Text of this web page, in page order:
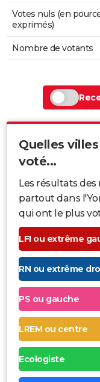
Votes nuls (en
exprimés)
Nombre de votants
Quelles
voté...
Les résultats
partout dans
qui ont le plus
LFI ou extrême
RN ou extrême
PS ou gauche
LREM ou centre
Ecologiste